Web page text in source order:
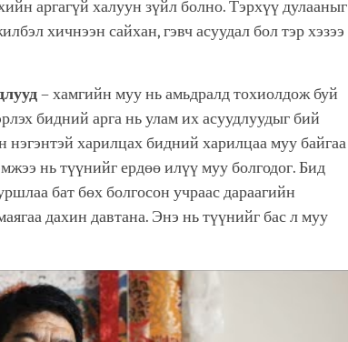
аргагүй халуун зүйл болно. Тэрхүү дулааныг
хичнээн сайхан, гэвч асуудал бол тэр хэзээ
– хамгийн муу нь амьдралд тохиолдож буй
бидний арга нь улам их асуудлуудыг бий
нэгэнтэй харилцах бидний харилцаа муу байгаа
нь түүнийг ердөө илүү муу болгодог. Бид
бат бөх болгосон учраас дараагийн
дахин давтана. Энэ нь түүнийг бас л муу